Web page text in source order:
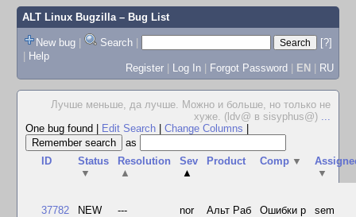
ALT Linux Bugzilla– Bug List
New bug | Search |
[?]
| Help
Register | Log In | Forgot Password | EN | RU
Лучше меньше, да лучше. Можно и больше, но только не
хуже. (ldv@ в sisyphus@) ...
One bug found
Edit Search Change Columns
as
ID
Status
▼
Resolution
▲
Sev
▲
Product Comp ▼
▼
37782 NEW --- nor Альт Раб Ошибки р sem